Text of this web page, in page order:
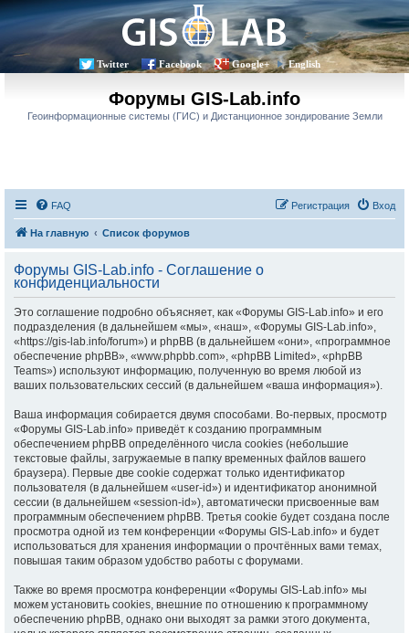
Twitter Facebook Google+ English
Форумы GIS-Lab.info
Геоинформационные системы (ГИС) и Дистанционное зондирование Земли
FAQ Вход
Регистрация
На главную Список форумов
Форумы GIS-Lab.info - Соглашение о
конфиденциальности
Это соглашение подробно объясняет, как «Форумы GIS-Lab.info» и его
подразделения (в дальнейшем «мы», «наш», «Форумы GIS-Lab.info»,
«https://gis-lab.info/forum») и phpBB (в дальнейшем «они», «программное
обеспечение phpBB», «www.phpbb.com», «phpBB Limited», «phpBB
Teams») используют информацию, полученную во время любой из
ваших пользовательских сессий (в дальнейшем «ваша информация»).
Ваша информация собирается двумя способами. Во-первых, просмотр
«Форумы GIS-Lab.info» приведёт к созданию программным
обеспечением phpBB определённого числа cookies (небольшие
текстовые файлы, загружаемые в папку временных файлов вашего
браузера). Первые две cookie содержат только идентификатор
пользователя (в дальнейшем «user-id») и идентификатор анонимной
сессии (в дальнейшем «session-id»), автоматически присвоенные вам
программным обеспечением phpBB. Третья cookie будет создана после
просмотра одной из тем конференции «Форумы GIS-Lab.info» и будет
использоваться для хранения информации о прочтённых вами темах,
повышая таким образом удобство работы с форумами.
Также во время просмотра конференции «Форумы GIS-Lab.info» мы
можем установить cookies, внешние по отношению к программному
обеспечению phpBB, однако они выходят за рамки этого документа,